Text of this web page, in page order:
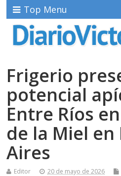
Top Menu
Frigerio
potencial
Entre Ríos
de la Miel en
Aires
Editor 20 de mayo de 2026